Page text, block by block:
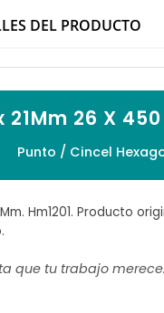
DEL PRODUCTO
21Mm 26 X
Punto / Cincel
Hm1201. Producto
que tu trabajo